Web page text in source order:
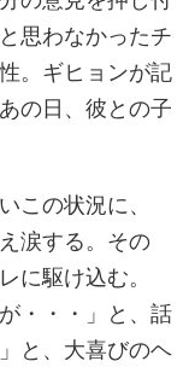
思わなかったチ
。ギヒョンが記
の日、彼との子
この状況に、
涙する。その
に駆け込む。
・・・」と、話
と、大喜びのヘ